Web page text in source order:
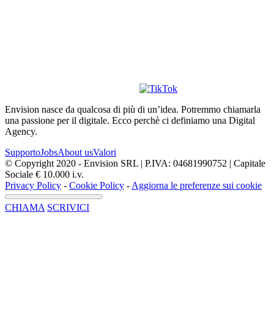
Envision nasce da qualcosa di più di un’idea. Potremmo chiamarla
una passione per il digitale. Ecco perchè ci definiamo una Digital
Agency.
SupportoJobsAbout usValori
© Copyright 2020 - Envision SRL | P.IVA: 04681990752 | Capitale
Sociale € 10.000 i.v.
Privacy Policy - Cookie Policy - Aggiorna le preferenze sui cookie
CHIAMA SCRIVICI